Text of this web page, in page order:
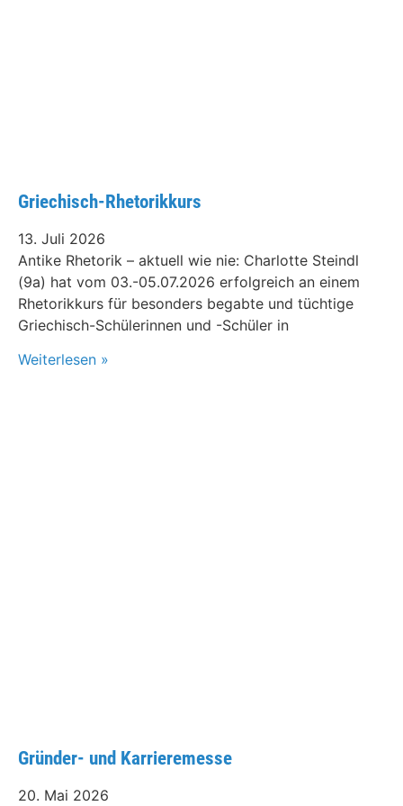
Griechisch-Rhetorikkurs
13. Juli 2026
Antike Rhetorik – aktuell wie nie: Charlotte Steindl
(9a) hat vom 03.-05.07.2026 erfolgreich an einem
Rhetorikkurs für besonders begabte und tüchtige
Griechisch-Schülerinnen und -Schüler in
Weiterlesen »
Gründer- und Karrieremesse
20. Mai 2026